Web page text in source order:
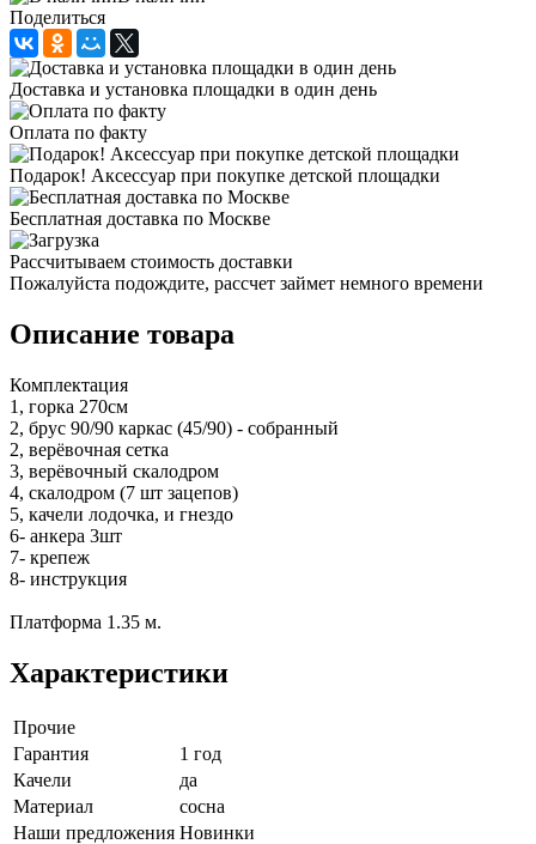
Поделиться
Доставка и установка площадки в один день
Оплата по факту
Подарок! Аксессуар при покупке детской площадки
Бесплатная доставка по Москве
Рассчитываем стоимость доставки
Пожалуйста подождите, рассчет займет немного времени
Описание товара
Комплектация
1, горка 270см
2, брус 90/90 каркас (45/90) - собранный
2, верёвочная сетка
3, верёвочный скалодром
4, скалодром (7 шт зацепов)
5, качели лодочка, и гнездо
6- анкера 3шт
7- крепеж
8- инструкция
Платформа 1.35 м.
Характеристики
Прочие
Гарантия
1 год
Качели
да
Материал
сосна
Наши предложения Новинки